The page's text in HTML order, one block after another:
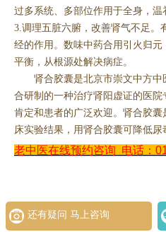
过多系统、多部位作用于全身，温
3.调理五脏六腑，改善肾气不足。
经的作用。数味中药合用引火归
平衡，从根源处解决病症。
肾合胶囊是北京市崇文中方中
合研制的一种治疗肾阳虚证的医
肯定和患者的广泛欢迎。肾合胶
床实验结果，用肾合胶囊可降低尿
老中医在线预约咨询 电话：
还有疑问 马上咨询